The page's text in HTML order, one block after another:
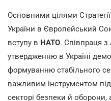
Основними цілями Стратегії
України в Європейський
вступу в НАТО. Співпраця
утвердженню в Україні
формуванню стабільного
важливим інструментом
секторі безпеки й оборони,